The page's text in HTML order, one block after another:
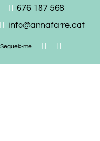
676 187 568
info@annafarre.cat
Segueix-me